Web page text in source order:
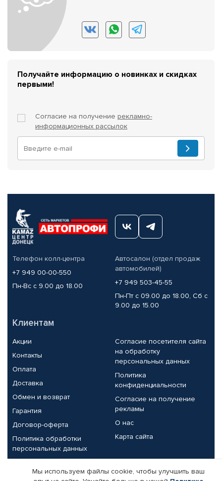
Получайте информацию о новинках и скидках
первыми!
Согласие на получение рекламно-
информационных рассылок
Телефон колл-центра
+7 949 00-00-550
Пн-Вс с 9.00 до 18.00
Автосалон (отдел продаж
автомобилей)
+7 949 503-45-55
Пн-Пт с 09.00 до 18.00, Сб с
9.00 до 15.00
Клиентам
Акции
Контакты
Оплата
Доставка
Обмен и возврат
Гарантия
Договор-оферта
Политика обработки
персональных данных
Согласие посетителя сайта
на обработку
персональных данных
Политика
конфиденциальности
Согласие на получение
рекламы
О нас
Карта сайта
Партнерам
Мы используем файлы cookie, чтобы улучшить ваш